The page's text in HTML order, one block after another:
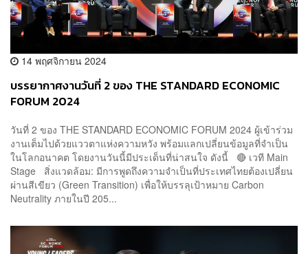
14 พฤศจิกายน 2024
บรรยากาศงานวันที่ 2 ของ THE STANDARD ECONOMIC
FORUM 2024
วันที่ 2 ของ THE STANDARD ECONOMIC FORUM 2024 ผู้เข้าร่วม
งานเต็มไปด้วยแววตาแห่งความหวัง พร้อมแลกเปลี่ยนข้อมูลที่จำเป็น
ในโลกอนาคต โดยงานวันนี้มีประเด็นที่น่าสนใจ ดังนี้ 🔴 เวที Main
Stage สิ่งแวดล้อม: มีการพูดถึงความจำเป็นที่ประเทศไทยต้องเปลี่ยน
ผ่านสีเขียว (Green Transition) เพื่อให้บรรลุเป้าหมาย Carbon
Neutrality ภายในปี 205...